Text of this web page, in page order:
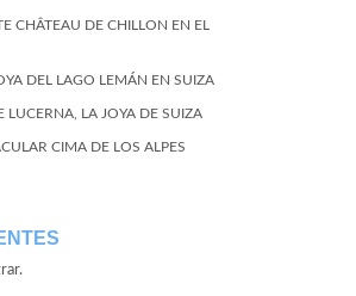
CHÂTEAU DE CHILLON EN EL
DEL LAGO LEMÁN EN SUIZA
LUCERNA, LA JOYA DE SUIZA
CIMA DE LOS ALPES